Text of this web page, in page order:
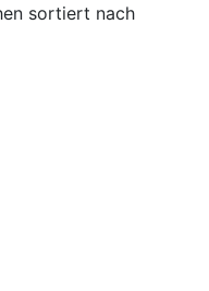
sortiert nach